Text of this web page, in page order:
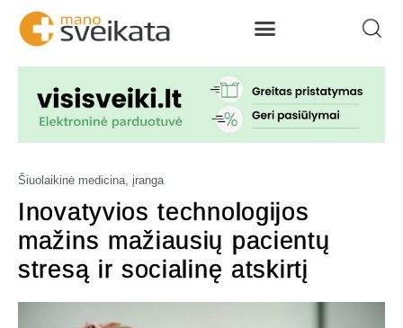
Šiuolaikinė medicina, įranga
Inovatyvios technologijos
mažins mažiausių pacientų
stresą ir socialinę atskirtį